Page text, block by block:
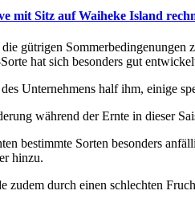
mit Sitz auf Waiheke Island
güt­ri­gen Sommer­be­dingen­ungen
hat sich besonders gut
Unternehmens half ihm, einige
während der Ernte in dieser
bestimmte Sorten besonders
hinzu.
zudem durch einen schlechten